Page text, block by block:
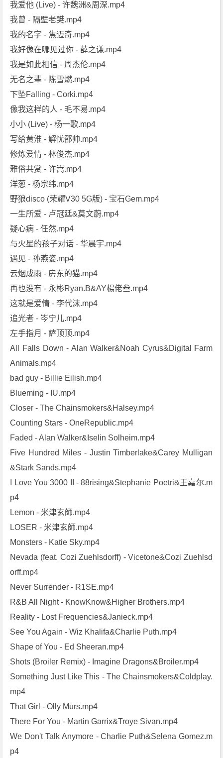
我爱他 (Live) - 许魏洲&周深.mp4
我曾 - 隔壁老樊.mp4
我的名字 - 焦迈奇.mp4
我好像在哪见过你 - 薛之谦.mp4
我是如此相信 - 周杰伦.mp4
无名之辈 - 陈雪燃.mp4
下坠Falling - Corki.mp4
像我这样的人 - 毛不易.mp4
小小 (Live) - 杨一歌.mp4
写给黄淮 - 解忧邵帅.mp4
修炼爱情 - 林俊杰.mp4
雅俗共赏 - 许嵩.mp4
洋葱 - 杨宗纬.mp4
野狼disco (荣耀V30 5G版) - 宝石Gem.mp4
一生所爱 - 卢冠廷&莫文蔚.mp4
疑心病 - 任然.mp4
与火星的孩子对话 - 华晨宇.mp4
遇见 - 孙燕姿.mp4
云烟成雨 - 房东的猫.mp4
再也没有 - 永彬Ryan.B&AY楊佬叁.mp4
这就是爱情 - 李代沫.mp4
追光者 - 岑宁儿.mp4
左手指月 - 萨顶顶.mp4
All Falls Down - Alan Walker&Noah Cyrus&Digital Farm
Animals.mp4
bad guy - Billie Eilish.mp4
Blueming - IU.mp4
Closer - The Chainsmokers&Halsey.mp4
Counting Stars - OneRepublic.mp4
Faded - Alan Walker&Iselin Solheim.mp4
Five Hundred Miles - Justin Timberlake&Carey Mulligan
&Stark Sands.mp4
I Love You 3000 II - 88rising&Stephanie Poetri&王嘉尔.m
p4
Lemon - 米津玄師.mp4
LOSER - 米津玄師.mp4
Monsters - Katie Sky.mp4
Nevada (feat. Cozi Zuehlsdorff) - Vicetone&Cozi Zuehlsd
orff.mp4
Never Surrender - R1SE.mp4
R&B All Night - KnowKnow&Higher Brothers.mp4
Reality - Lost Frequencies&Janieck.mp4
See You Again - Wiz Khalifa&Charlie Puth.mp4
Shape of You - Ed Sheeran.mp4
Shots (Broiler Remix) - Imagine Dragons&Broiler.mp4
Something Just Like This - The Chainsmokers&Coldplay.
mp4
That Girl - Olly Murs.mp4
There For You - Martin Garrix&Troye Sivan.mp4
We Don't Talk Anymore - Charlie Puth&Selena Gomez.m
p4